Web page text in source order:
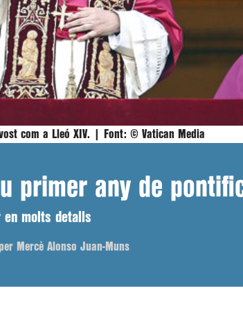
com a Lleó XIV. | Font: © Vatican Media
primer any de
en molts detalls
Mercè Alonso Juan-Muns